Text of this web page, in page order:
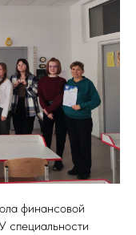
финансовой
специальности